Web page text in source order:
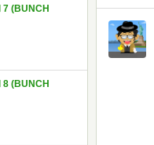
7 (BUNCH
8 (BUNCH